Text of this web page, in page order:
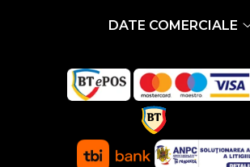
DATE COMERCIALE